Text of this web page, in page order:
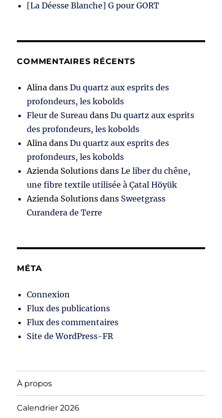
[La Déesse Blanche] G pour GORT
COMMENTAIRES RÉCENTS
Alina dansDu quartz aux esprits des
profondeurs, les kobolds
Fleur de Sureau dansDu quartz aux esprits
des profondeurs, les kobolds
Alina dansDu quartz aux esprits des
profondeurs, les kobolds
Azienda Solutions dansLe liber du chêne,
une fibre textile utilisée à Çatal Höyük
Azienda Solutions dans Sweetgrass
Curandera de Terre
MÉTA
Connexion
Flux des publications
Flux des commentaires
Site de WordPress-FR
À propos
Calendrier 2026